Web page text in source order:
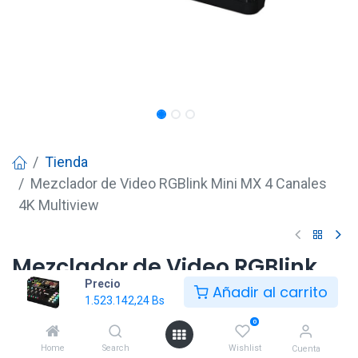
Precio
1.523.142,24Bs Añadir al carrito
Home Search
0
Wishlist Cuenta
Tienda
Mezclador de Video RGBlink Mini MX 4 Canales
4K Multiview
Mezclador de Video RGBlink
Mini MX 4 Canales 4K
Multiview